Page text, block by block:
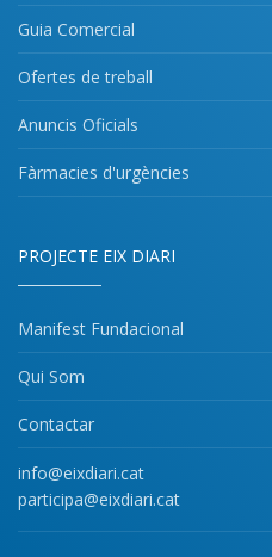
Guia Comercial
Ofertes de treball
Anuncis Oficials
Fàrmacies d'urgències
PROJECTE EIX DIARI
Manifest Fundacional
Qui Som
Contactar
info@eixdiari.cat
participa@eixdiari.cat